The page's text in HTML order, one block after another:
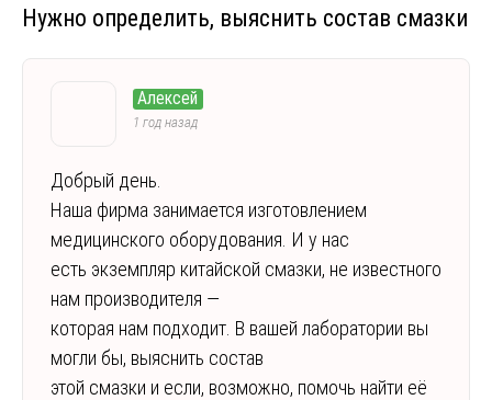
Нужно определить, выяснить состав смазки
Алексей
1 год назад
Добрый день.
Наша фирма занимается изготовлением
медицинского оборудования. И у нас
есть экземпляр китайской смазки, не известного
нам производителя —
которая нам подходит. В вашей лаборатории вы
могли бы, выяснить состав
этой смазки и если, возможно, помочь найти её